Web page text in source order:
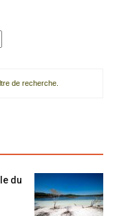
de recherche.
du